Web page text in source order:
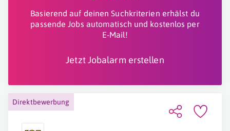
Basierend auf deinen Suchkriterien erhälst du
passende Jobs automatisch und kostenlos per
E-Mail!
Jetzt Jobalarm erstellen
Direktbewerbung